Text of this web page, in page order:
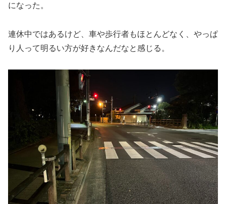
になった。
連休中ではあるけど、車や歩行者もほとんどなく、やっぱ
り人って明るい方が好きなんだなと感じる。